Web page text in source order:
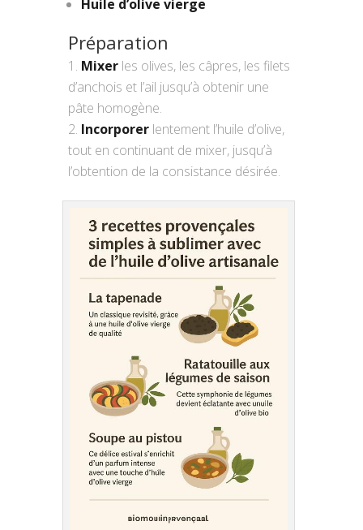
Huile d’olive vierge
Préparation
Mixer les olives, les câpres, les filets
d’anchois et l’ail jusqu’à obtenir une
pâte homogène.
Incorporer lentement l’huile d’olive,
tout en continuant de mixer, jusqu’à
l’obtention de la consistance désirée.